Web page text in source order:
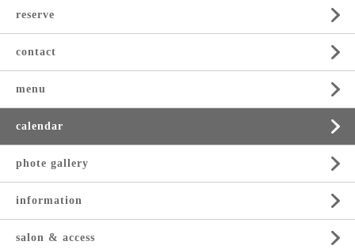
reserve
contact
menu
calendar
phote gallery
information
salon & access